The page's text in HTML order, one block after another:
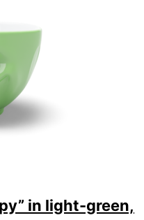
in light-green,